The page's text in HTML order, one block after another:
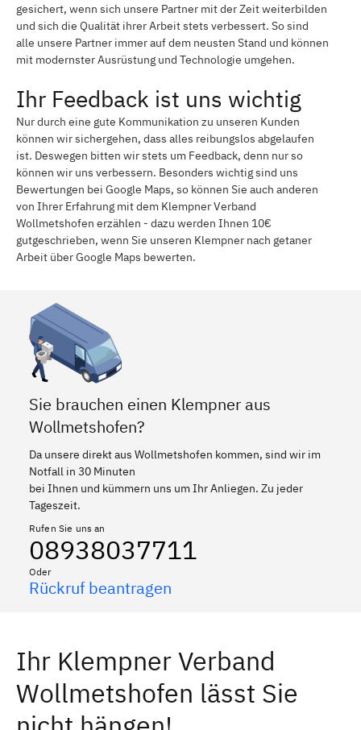
gesichert, wenn sich unsere Partner mit der Zeit weiterbilden
und sich die Qualität ihrer Arbeit stets verbessert. So sind
alle unsere Partner immer auf dem neusten Stand und können
mit modernster Ausrüstung und Technologie umgehen.
Ihr Feedback ist uns wichtig
Nur durch eine gute Kommunikation zu unseren Kunden
können wir sichergehen, dass alles reibungslos abgelaufen
ist. Deswegen bitten wir stets um Feedback, denn nur so
können wir uns verbessern. Besonders wichtig sind uns
Bewertungen bei Google Maps, so können Sie auch anderen
von Ihrer Erfahrung mit dem Klempner Verband
Wollmetshofen erzählen - dazu werden Ihnen 10€
gutgeschrieben, wenn Sie unseren Klempner nach getaner
Arbeit über Google Maps bewerten.
Sie brauchen einen Klempner aus
Wollmetshofen?
Da unsere direkt aus Wollmetshofen kommen, sind wir im
Notfall in 30 Minuten
bei Ihnen und kümmern uns um Ihr Anliegen. Zu jeder
Tageszeit.
Rufen Sie uns an
08938037711
Oder
Rückruf beantragen
Ihr Klempner Verband
Wollmetshofen lässt Sie